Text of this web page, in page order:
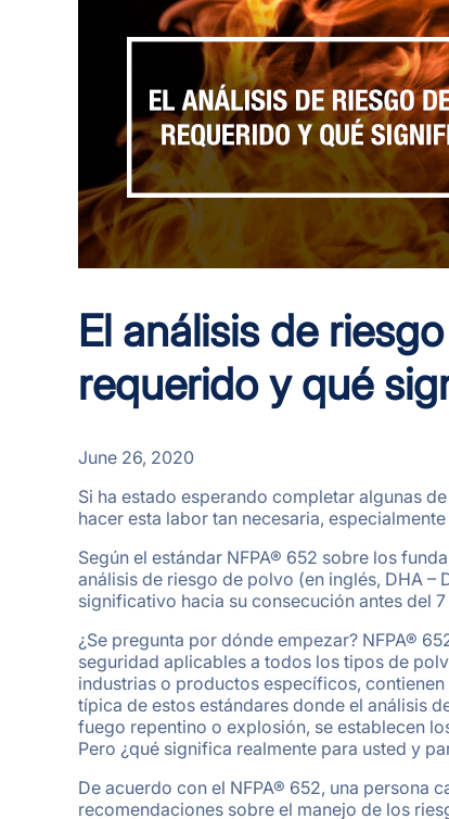
El análisis de
requerido y qué
June 26, 2020
Si ha estado esperando completar algunas
hacer esta labor tan necesaria,
Según el estándar NFPA® 652 sobre los
análisis de riesgo de polvo (en inglés, DHA
significativo hacia su consecución antes del
¿Se pregunta por dónde empezar? NFPA®
seguridad aplicables a todos los tipos de
industrias o productos específicos,
típica de estos estándares donde el análisis
fuego repentino o explosión, se establecen
Pero ¿qué significa realmente para usted y
De acuerdo con el NFPA® 652, una
recomendaciones sobre el manejo de los